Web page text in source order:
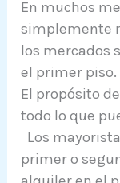
En muchos
simplemente
los mercados
el primer piso.
El propósito
todo lo que
Los
primer o